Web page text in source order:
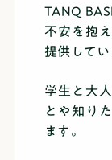
TANQ
不安を抱
提供してい
学生と大
とや知り
ます。